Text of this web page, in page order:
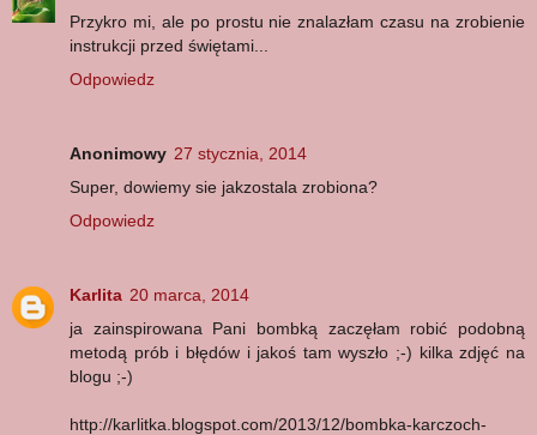
Przykro mi, ale po prostu nie znalazłam czasu na zrobienie
instrukcji przed świętami...
Odpowiedz
Anonimowy 27 stycznia, 2014
Super, dowiemy sie jakzostala zrobiona?
Odpowiedz
Karlita 20 marca, 2014
ja zainspirowana Pani bombką zaczęłam robić podobną
metodą prób i błędów i jakoś tam wyszło ;-) kilka zdjęć na
blogu ;-)
http://karlitka.blogspot.com/2013/12/bombka-karczoch-